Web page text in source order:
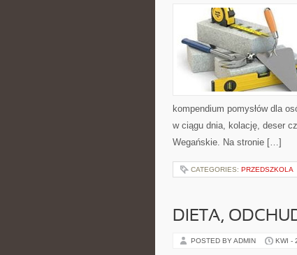
kompendium pomysłów dla
w ciągu dnia, kolację, deser
Wegańskie. Na stronie […]
CATEGORIES: PRZEDSZKOLA
DIETA,
POSTED BY ADMIN KWI -